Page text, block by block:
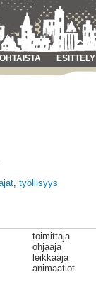
ESITTELY
työllisyys
toimittaja
ohjaaja
leikkaaja
animaatiot